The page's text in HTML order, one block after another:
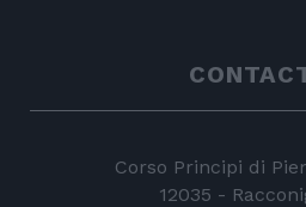
Corso Principi di
12035 -